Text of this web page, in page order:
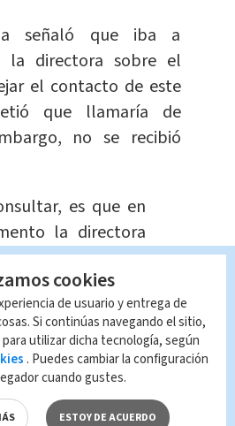
señaló que iba a
la directora sobre el
el contacto de este
que llamaría de
no se recibió
es que en
la directora
Apenas llegue la
nosotros le
y le digo para
reseñó la
de la escuelala
7 de junio a
cookies
de usuario y entrega de
Si continúas navegando el sitio,
utilizar dicha tecnología, según
. Puedes cambiar la configuración
cuando gustes.
ESTOY DE ACUERDO